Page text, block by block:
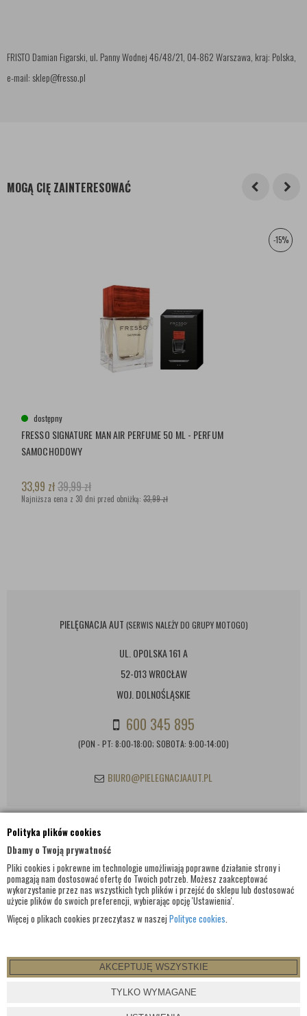
Polityka plików cookies
Dbamy o Twoją prywatność
Pliki cookies i pokrewne im technologie umożliwiają poprawne działanie strony i
pomagają nam dostosować ofertę do Twoich potrzeb. Możesz zaakceptować
wykorzystanie przez nas wszystkich tych plików i przejść do sklepu lub dostosować
użycie plików do swoich preferencji, wybierając opcję 'Ustawienia'.
Więcej o plikach cookies przeczytasz w naszej Polityce cookies.
AKCEPTUJĘ WSZYSTKIE
TYLKO WYMAGANE
FRISTO Damian Figarski, ul. Panny Wodnej 46/48/21, 04-862 Warszawa, kraj: Polska,
e-mail: sklep@fresso.pl
MOGĄ CIĘ ZAINTERESOWAĆ
-15%
dostępny
FRESSO SIGNATURE MAN AIR PERFUME 50 ML - PERFUM
SAMOCHODOWY
33,99 zł39,99zł
Najniższa cena z 30 dni przed obniżką: 33,99 zł
PIELĘGNACJA AUT (SERWIS NALEŻY DO GRUPY MOTOGO)
UL. OPOLSKA 161 A
52-013 WROCŁAW
WOJ. DOLNOŚLĄSKIE
600 345 895
(PON - PT: 8:00-18:00; SOBOTA: 9:00-14:00)
BIURO@PIELEGNACJAAUT.PL
INFORMACJE KONTAKTOWE
© WSZELKIE PRAWA ZASTRZEŻONE 2017 |PIELEGNACJAAUT.PL